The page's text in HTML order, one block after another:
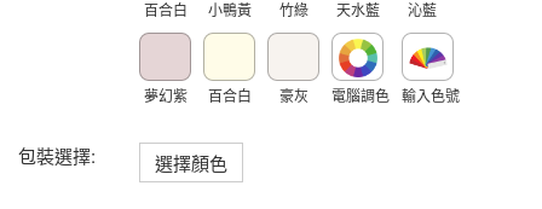
百合白 小鴨黃 竹綠 天水藍 沁藍
夢幻紫 百合白 豪灰 電腦調色 輸入色號
包裝選擇: 選擇顏色